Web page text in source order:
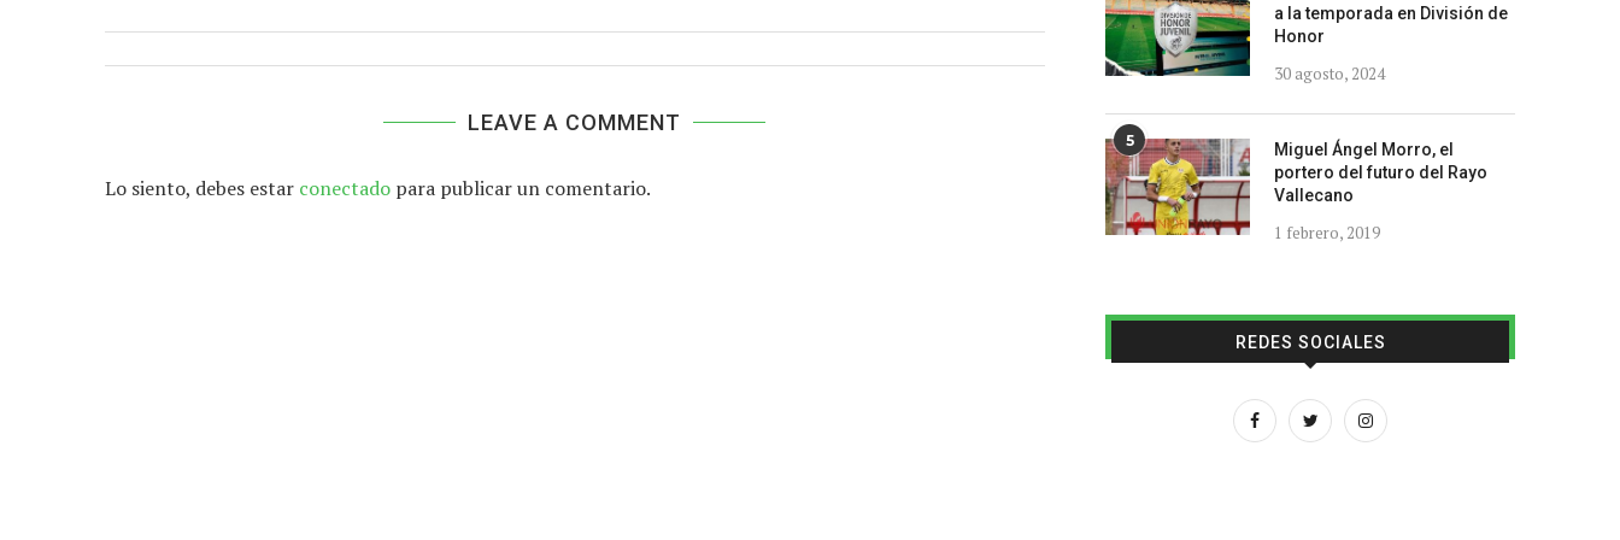
LEAVE A COMMENT
Lo siento, debes estar conectado para publicar un comentario.
a la temporada en División de
Honor
30 agosto, 2024
5
Miguel Ángel Morro, el
portero del futuro del Rayo
Vallecano
1 febrero, 2019
REDES SOCIALES